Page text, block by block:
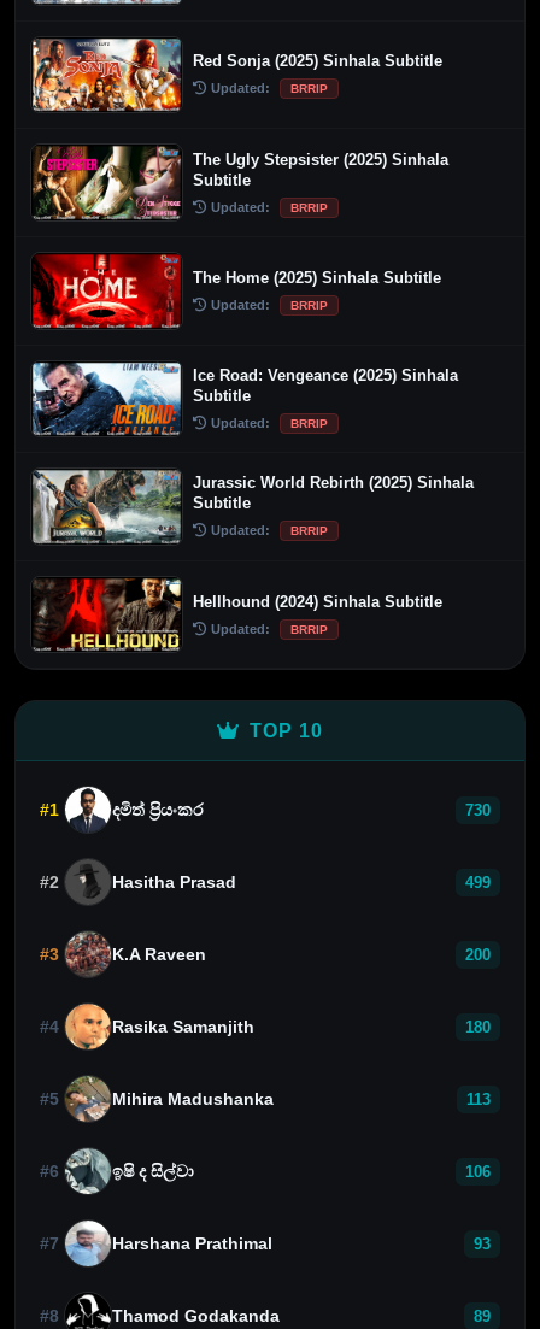
Red Sonja (2025) Sinhala Subtitle
Updated: BRRIP
The Ugly Stepsister (2025) Sinhala
Subtitle
Updated: BRRIP
The Home (2025) Sinhala Subtitle
Updated: BRRIP
Ice Road: Vengeance (2025) Sinhala
Subtitle
Updated: BRRIP
Jurassic World Rebirth (2025) Sinhala
Subtitle
Updated: BRRIP
Hellhound (2024) Sinhala Subtitle
Updated: BRRIP
TOP 10
#1 දමිත් ප්‍රියංකර 730
#2 Hasitha Prasad 499
#3 K.A Raveen 200
#4 Rasika Samanjith 180
#5 Mihira Madushanka 113
#6 ඉෂි ද සිල්වා 106
#7 Harshana Prathimal 93
#8 Thamod Godakanda 89